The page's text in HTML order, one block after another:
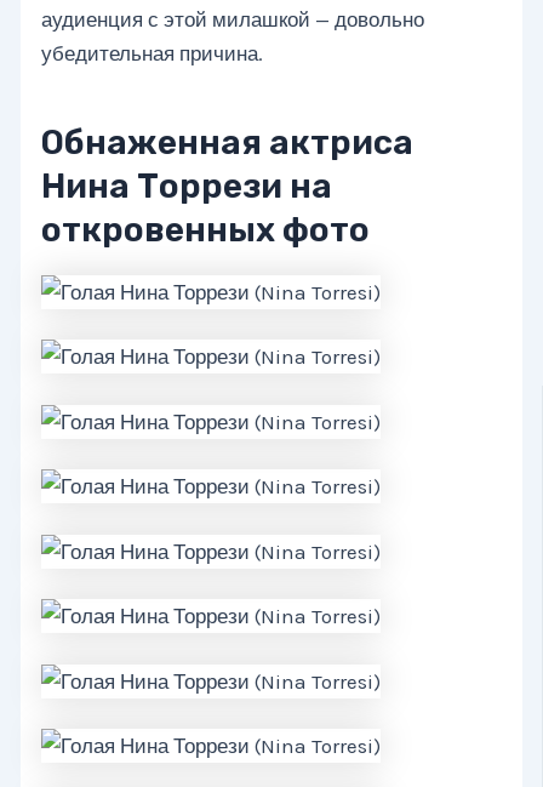
аудиенция с этой милашкой — довольно
убедительная причина.
Обнаженная актриса
Нина Торрези на
откровенных фото